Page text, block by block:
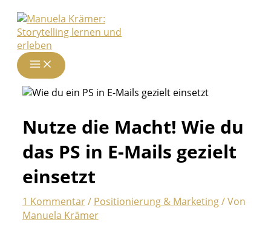
Zum
Inhalt
springen
Nutze die Macht! Wie du
das PS in E-Mails gezielt
einsetzt
1 Kommentar/ Positionierung & Marketing/ Von
Manuela Krämer